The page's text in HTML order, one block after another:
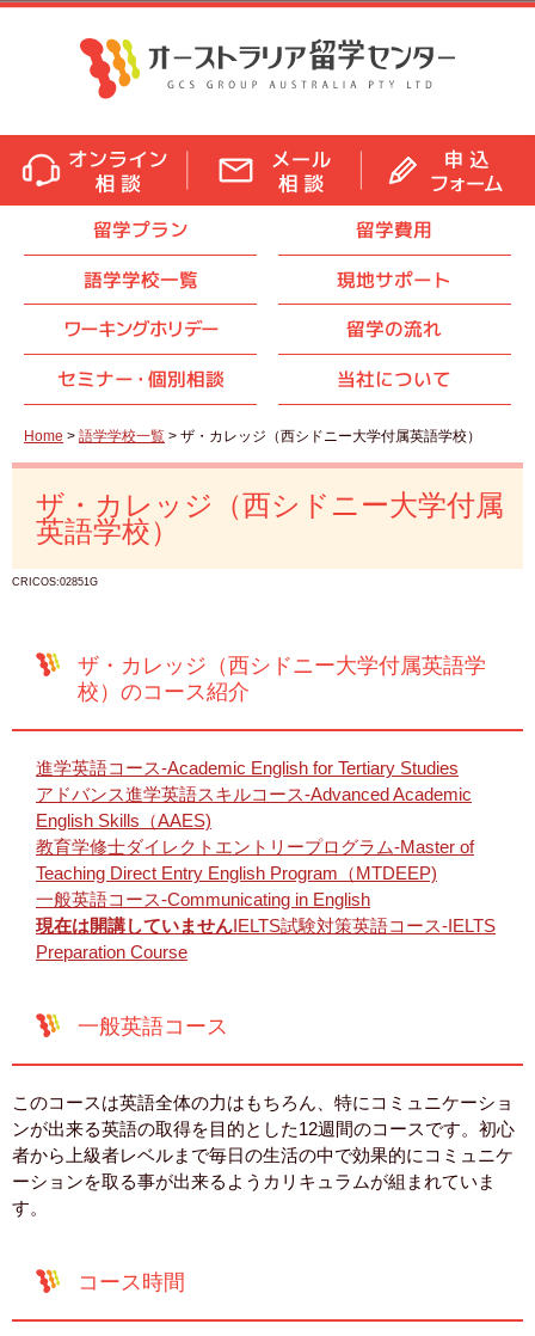
留学プラン
留学費用
語学学校一覧
現地サポート
ワーキングホリデー
留学の流れ
セミナー・ 個別相談 当社について
Home > 語学学校一覧 > ザ・カレッジ（西シドニー大学付属英語学校）
ザ・カレッジ（西シドニー大学付属
英語学校）
CRICOS:02851G
ザ・カレッジ（西シドニー大学付属英語学
校）のコース紹介
進学英語コース-Academic English for Tertiary Studies
アドバンス進学英語スキルコース-Advanced Academic
English Skills（AAES)
教育学修士ダイレクトエントリープログラム-Master of
Teaching Direct Entry English Program（MTDEEP)
一般英語コース-Communicating in English
現在は開講していませんIELTS試験対策英語コース-IELTS
Preparation Course
一般英語コース
このコースは英語全体の力はもちろん、特にコミュニケーショ
ンが出来る英語の取得を目的とした12週間のコースです。初心
者から上級者レベルまで毎日の生活の中で効果的にコミュニケ
ーションを取る事が出来るようカリキュラムが組まれていま
す。
コース時間